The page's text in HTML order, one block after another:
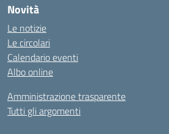
Novità
Le notizie
Le circolari
Calendario eventi
Albo online
Amministrazione trasparente
Tutti gli argomenti